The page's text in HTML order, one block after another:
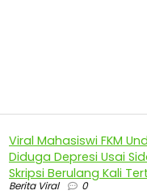
Viral Mahasiswi FKM
Diduga Depresi Usai
Skripsi Berulang Kali
Berita Viral 0